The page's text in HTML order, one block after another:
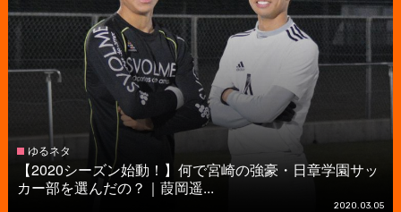
ゆるネタ
【2020シーズン始動！】何で宮崎の強豪・日章学園サッ
カー部を選んだの？｜葭岡遥...
2020.03.05